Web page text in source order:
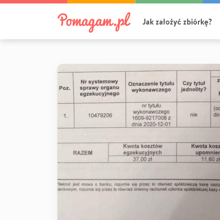
Jak założyć zbiórkę?